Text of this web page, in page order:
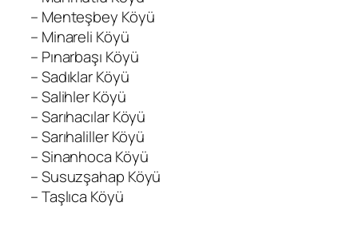
– Menteşbey Köyü
– Minareli Köyü
– Pınarbaşı Köyü
– Sadıklar Köyü
– Salihler Köyü
– Sarıhacılar Köyü
– Sarıhaliller Köyü
– Sinanhoca Köyü
– Susuzşahap Köyü
– Taşlıca Köyü